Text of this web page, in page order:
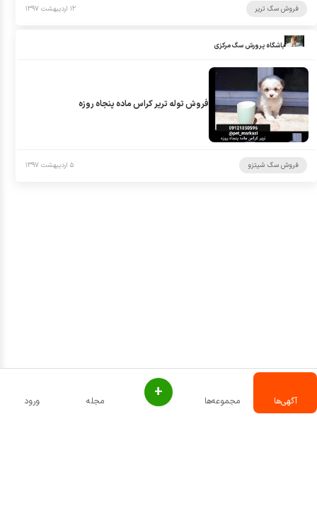
فروش سگ تریر ۱۲ اردیبهشت ۱۳۹۷
باشگاه پرورش سگ مرکزی
فروش توله تریر کراس ماده پنجاه روزه
فروش سگ شیتزو ۵ اردیبهشت ۱۳۹۷
ورود مجله + مجموعه‌ها آگهی‌ها